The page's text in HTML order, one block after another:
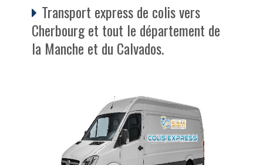
Transport express de colis vers
Cherbourg et tout le département de
la Manche et du Calvados.